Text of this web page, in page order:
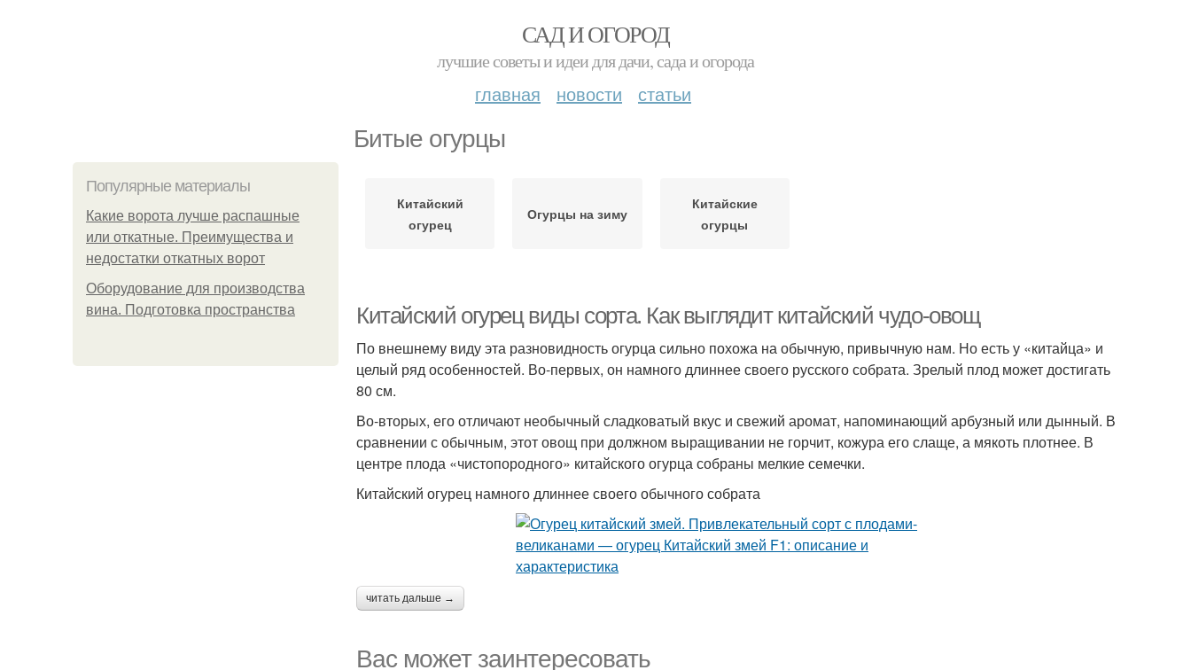
САД И ОГОРОД
лучшие советы и идеи для дачи, сада и огорода
главная новости статьи
Битые огурцы
Популярные материалы
Какие ворота лучше распашные
или откатные. Преимущества и
недостатки откатных ворот
Оборудование для производства
вина. Подготовка пространства
Китайский
огурец
Огурцы на зиму
Китайские
огурцы
Китайский огурец виды сорта. Как выглядит китайский чудо-овощ
По внешнему виду эта разновидность огурца сильно похожа на обычную, привычную нам. Но есть у «китайца» и
целый ряд особенностей. Во-первых, он намного длиннее своего русского собрата. Зрелый плод может достигать
80 см.
Во-вторых, его отличают необычный сладковатый вкус и свежий аромат, напоминающий арбузный или дынный. В
сравнении с обычным, этот овощ при должном выращивании не горчит, кожура его слаще, а мякоть плотнее. В
центре плода «чистопородного» китайского огурца собраны мелкие семечки.
Китайский огурец намного длиннее своего обычного собрата
читать дальше →
Вас может заинтересовать